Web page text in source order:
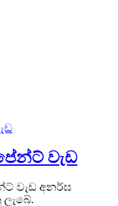
වැඩ
වැඩ අනර්ඝ